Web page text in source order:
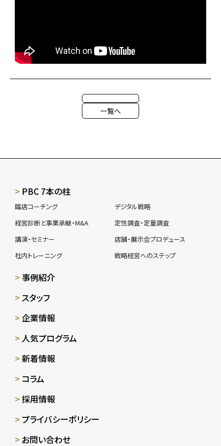
一覧へ
PBC 7本の柱
臨店コーチング
経営診断と事業承継・M&A
講演・セミナー
社内トレーニング
デジタル戦略
定性調査・定量調査
店舗・展示会プロデュース
戦略経営へのステップ
事例紹介
スタッフ
企業情報
人気プログラム
新着情報
コラム
採用情報
プライバシーポリシー
お問い合わせ